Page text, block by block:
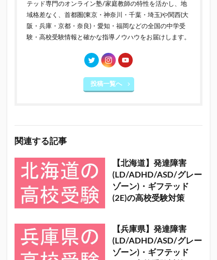
テッド専門のオンライン塾/家庭教師の特性を活かし、地
域格差なく、首都圏(東京 ・ 神奈川 ・ 千葉 ・ 埼玉)や関西(大
阪 ・ 兵庫 ・ 京都 ・ 奈良)・ 愛知 ・ 福岡 などの全国の中学受
験 ・ 高校受験情報と確かな指導ノウハウをお届けします。
投稿一覧へ
関連する記事
【北海道】発達障害
(LD/ADHD/ASD/グレー
ゾーン)・ギフテッド
(2E)の高校受験対策
【兵庫県】発達障害
(LD/ADHD/ASD/グレー
ゾーン)・ギフテッド